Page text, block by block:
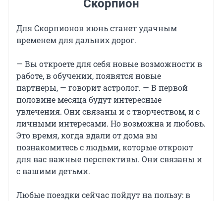
Скорпион
Для Скорпионов июнь станет удачным
временем для дальних дорог.
— Вы откроете для себя новые возможности в
работе, в обучении, появятся новые
партнеры, — говорит астролог. — В первой
половине месяца будут интересные
увлечения. Они связаны и с творчеством, и с
личными интересами. Но возможна и любовь.
Это время, когда вдали от дома вы
познакомитесь с людьми, которые откроют
для вас важные перспективы. Они связаны и
с вашими детьми.
Любые поездки сейчас пойдут на пользу: в